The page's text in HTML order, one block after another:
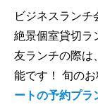
ビジネスラン
絶景個室貸切ラ
友ランチの際は
能です！ 旬の
ートの予約プラ